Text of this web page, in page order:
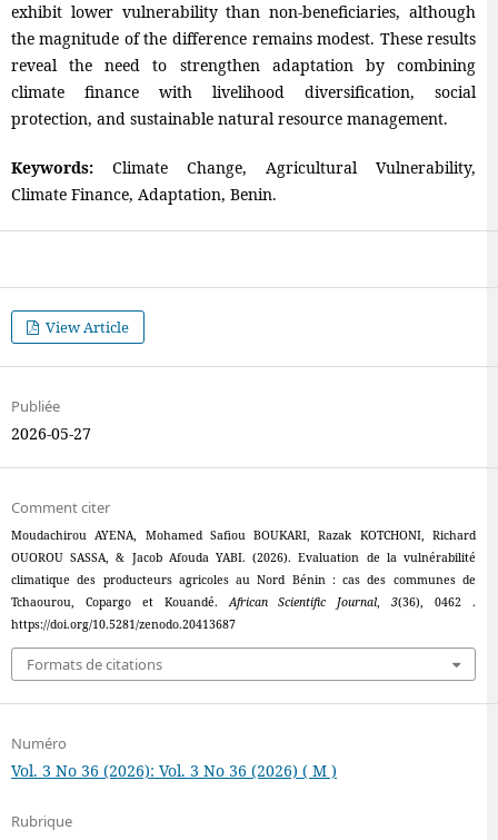
exhibit lower vulnerability than non-beneficiaries, although
the magnitude of the difference remains modest. These results
reveal the need to strengthen adaptation by combining
climate finance with livelihood diversification, social
protection, and sustainable natural resource management.
Keywords:Climate Change, Agricultural Vulnerability,
Climate Finance, Adaptation, Benin.
View Article
Publiée
2026-05-27
Comment citer
Moudachirou AYENA, Mohamed Safiou BOUKARI, Razak KOTCHONI, Richard
OUOROU SASSA, & Jacob Afouda YABI. (2026). Evaluation de la vulnérabilité
climatique des producteurs agricoles au Nord Bénin : cas des communes de
Tchaourou, Copargo et Kouandé.African Scientific Journal,3(36), 0462 .
https://doi.org/10.5281/zenodo.20413687
Formats de citations
Numéro
Vol. 3 No 36 (2026): Vol. 3 No 36 (2026) ( M )
Rubrique